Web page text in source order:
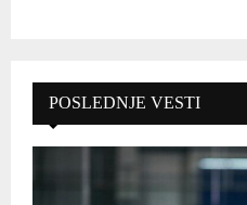
POSLEDNJE VESTI